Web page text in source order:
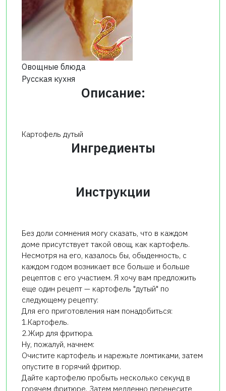
Овощные блюда
Русская кухня
Описание:
Картофель дутый
Ингредиенты
Инструкции
Без доли сомнения могу сказать, что в каждом
доме присутствует такой овощ, как картофель.
Несмотря на его, казалось бы, обыденность, с
каждом годом возникает все больше и больше
рецептов с его участием. Я хочу вам предложить
еще один рецепт — картофель "дутый" по
следующему рецепту:
Для его приготовления нам понадобиться:
1.Картофель.
2.Жир для фритюра.
Ну, пожалуй, начнем:
Очистите картофель и нарежьте ломтиками, затем
опустите в горячий фритюр.
Дайте картофелю пробыть несколько секунд в
горячем фритюре. Затем медленно перенесите